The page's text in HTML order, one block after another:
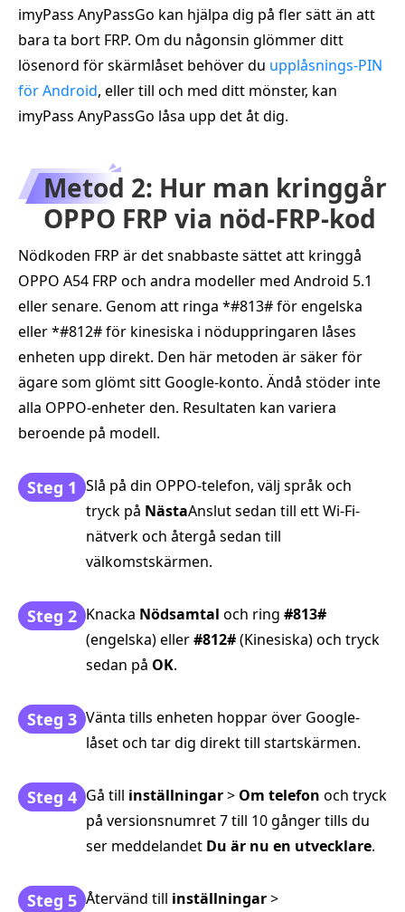
imyPass AnyPassGo kan hjälpa dig på fler sätt än att
bara ta bort FRP. Om du någonsin glömmer ditt
lösenord för skärmlåset behöver du upplåsnings-PIN
för Android, eller till och med ditt mönster, kan
imyPass AnyPassGo låsa upp det åt dig.
Metod 2: Hur man kringgår
OPPO FRP via nöd-FRP-kod
Nödkoden FRP är det snabbaste sättet att kringgå
OPPO A54 FRP och andra modeller med Android 5.1
eller senare. Genom att ringa *#813# för engelska
eller *#812# för kinesiska i nöduppringaren låses
enheten upp direkt. Den här metoden är säker för
ägare som glömt sitt Google-konto. Ändå stöder inte
alla OPPO-enheter den. Resultaten kan variera
beroende på modell.
Steg 1 Slå på din OPPO-telefon, välj språk och
tryck på NästaAnslut sedan till ett Wi-Fi-
nätverk och återgå sedan till
välkomstskärmen.
Steg 2 Knacka Nödsamtal och ring #813#
(engelska) eller#812#(Kinesiska) och tryck
sedan på OK.
Steg 3 Vänta tills enheten hoppar över Google-
låset och tar dig direkt till startskärmen.
Steg 4 Gå till inställningar> Om telefon och tryck
på versionsnumret 7 till 10 gånger tills du
ser meddelandet Du är nu en utvecklare.
Steg 5 Återvänd till inställningar>